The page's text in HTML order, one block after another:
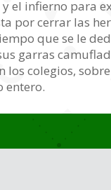
y el infierno para
por cerrar las
que se le
garras
los colegios,
entero.